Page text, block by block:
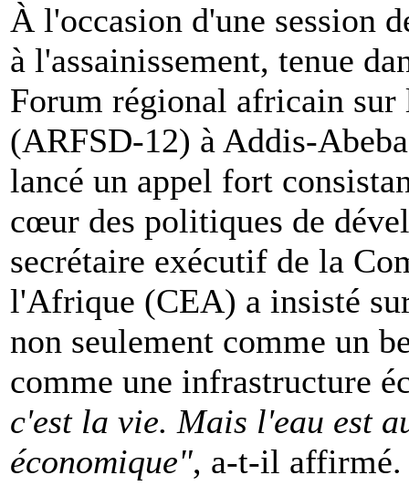
À l'occasion d'une session
à l'assainissement, tenue
Forum régional africain sur
(ARFSD-12) à Addis-
lancé un appel fort
cœur des politiques de
secrétaire exécutif de la
l'Afrique (CEA) a insisté
non seulement comme un
comme une infrastructure
c'est la vie. Mais l'eau est
économique", a-t-il affirmé.